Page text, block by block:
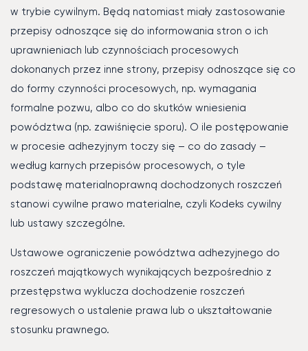
w trybie cywilnym. Będą natomiast miały zastosowanie
przepisy odnoszące się do informowania stron o ich
uprawnieniach lub czynnościach procesowych
dokonanych przez inne strony, przepisy odnoszące się co
do formy czynności procesowych, np. wymagania
formalne pozwu, albo co do skutków wniesienia
powództwa (np. zawiśnięcie sporu). O ile postępowanie
w procesie adhezyjnym toczy się – co do zasady –
według karnych przepisów procesowych, o tyle
podstawę materialnoprawną dochodzonych roszczeń
stanowi cywilne prawo materialne, czyli Kodeks cywilny
lub ustawy szczególne.
Ustawowe ograniczenie powództwa adhezyjnego do
roszczeń majątkowych wynikających bezpośrednio z
przestępstwa wyklucza dochodzenie roszczeń
regresowych o ustalenie prawa lub o ukształtowanie
stosunku prawnego.